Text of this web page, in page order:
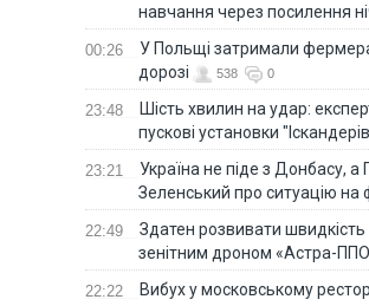
навчання через посилення
00:26
У Польщі затримали
дорозі
538 0
23:48
Шість хвилин на удар:
пускові установки
23:21
Україна не піде з Донбасу,
Зеленський про ситуацію на
22:49
Здатен розвивати
зенітним дроном «Астра-
22:22
Вибух у московському